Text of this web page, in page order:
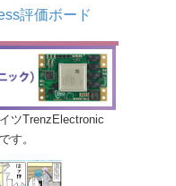
評価ボード
ツTrenzElectronic
す。